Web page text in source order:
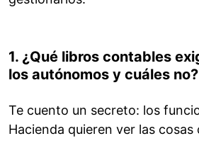
1. ¿Qué libros contables
los autónomos y cuáles no?
Te cuento un secreto: los
Hacienda quieren ver las cosas